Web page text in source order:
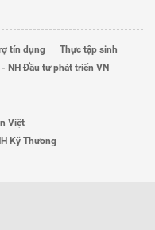
tín dụng
Thực tập sinh
- NH Đầu tư phát triển VN
Việt
Kỹ Thương